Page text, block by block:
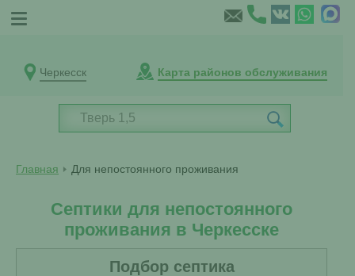
Черкесск Карта районов обслуживания
Главная Для непостоянного проживания
Септики для непостоянного
проживания в Черкесске
Подбор септика